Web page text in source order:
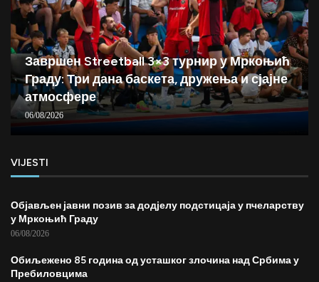
Завршен Streetball 3×3 турнир у Мркоњић
Граду: Три дана баскета, дружења и сјајне
атмосфере
06/08/2026
VIJESTI
Објављен јавни позив за додјелу подстицаја у пчеларству
у Мркоњић Граду
06/08/2026
Обиљежено 85 година од усташког злочина над Србима у
Пребиловцима